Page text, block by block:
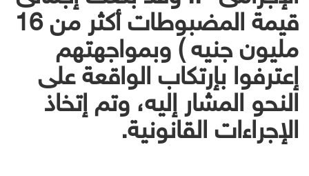
قيمة المضبوطات أكثر من 16
مليون جنيه ) وبمواجهتهم
إعترفوا بإرتكاب الواقعة على
النحو المشار إليه، وتم إتخاذ
الإجراءات القانونية.